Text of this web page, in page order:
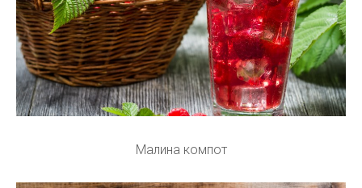
Малина компот